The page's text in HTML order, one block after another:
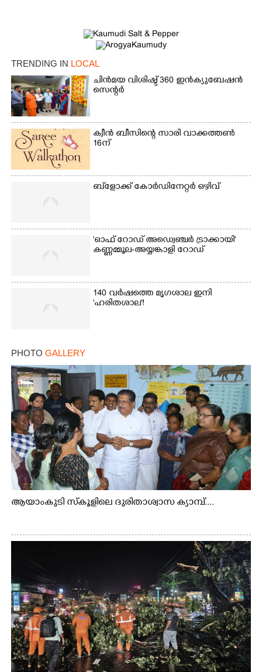
TRENDING IN LOCAL
ചിൻമയ വിശിഷ്ട് 360 ഇൻക്യുബേഷൻ
സെന്റർ
ക്വീൻ ബീസിന്റെ സാരി വാക്കത്തൺ
16ന്
ബ്‌ളോക്ക് കോർഡിനേറ്റർ ഒഴിവ്
'ഓഫ് റോഡ് അഡ്വെഞ്ചർ ട്രാക്കായി'
കണ്ണമ്മൂല-അയ്യങ്കാളി റോഡ്
140 വർഷത്തെ മൃഗശാല ഇനി
'ഹരിതശാല'!
PHOTO GALLERY
ആയാംകുടി സ്‌കൂളിലെ ദുരിതാശ്വാസ ക്യാമ്പ്....
×
Share this link